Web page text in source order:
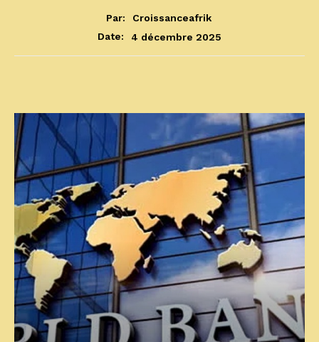
Par:
Croissanceafrik
Date:
4 décembre 2025